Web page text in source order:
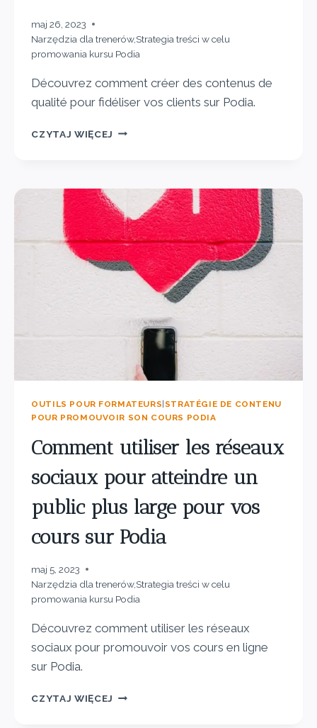
maj 26, 2023
Narzędzia dla trenerów,Strategia treści w celu
promowania kursu Podia
Découvrez comment créer des contenus de
qualité pour fidéliser vos clients sur Podia.
CZYTAJ WIĘCEJ
OUTILS POUR FORMATEURS STRATÉGIE DE CONTENU
POUR PROMOUVOIR SON COURS PODIA
Comment utiliser les réseaux
sociaux pour atteindre un
public plus large pour vos
cours sur Podia
maj 5, 2023
Narzędzia dla trenerów,Strategia treści w celu
promowania kursu Podia
Découvrez comment utiliser les réseaux
sociaux pour promouvoir vos cours en ligne
sur Podia.
CZYTAJ WIĘCEJ